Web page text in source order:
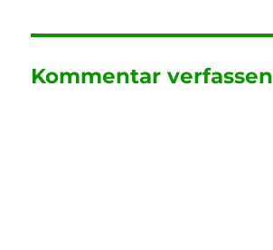
Kommentar verfassen